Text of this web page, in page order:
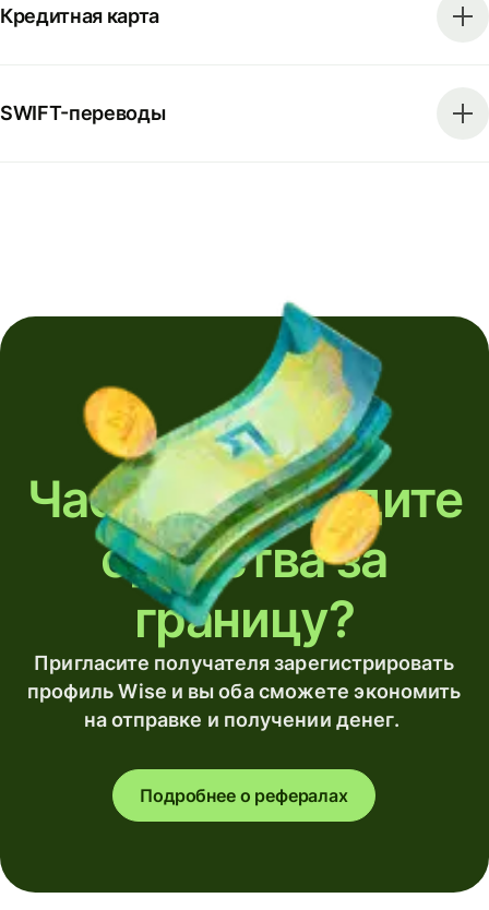
Кредитная карта
SWIFT-переводы
Часто переводите
средства за
границу?
Пригласите получателя зарегистрировать
профиль Wise и вы оба сможете экономить
на отправке и получении денег.
Подробнее о рефералах